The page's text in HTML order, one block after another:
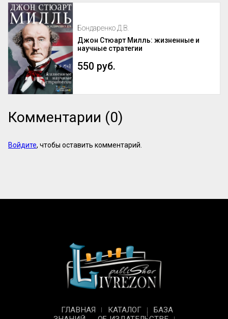
Бондаренко Д.В.
Джон Стюарт Милль: жизненные и
научные стратегии
550 руб.
Комментарии (0)
Войдите, чтобы оставить комментарий.
ГЛАВНАЯ КАТАЛОГ
БАЗА